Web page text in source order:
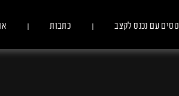
טסים עם נכנס לקצב כתבות